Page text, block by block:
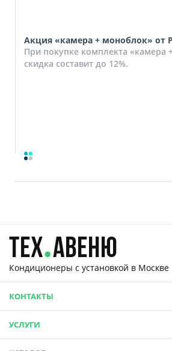
Акция «камера + моноблок» от
При покупке комплекта «камера
скидка составит до 12%.
Кондиционеры с установкой в Москве
КОНТАКТЫ
УСЛУГИ